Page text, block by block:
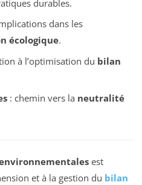
durables.
dans les
écologique.
à l’optimisation du bilan
: chemin vers la neutralité
est
et à la gestion du bilan